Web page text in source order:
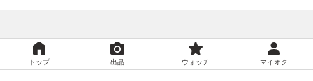
トップ 出品 ウォッチ マイオク